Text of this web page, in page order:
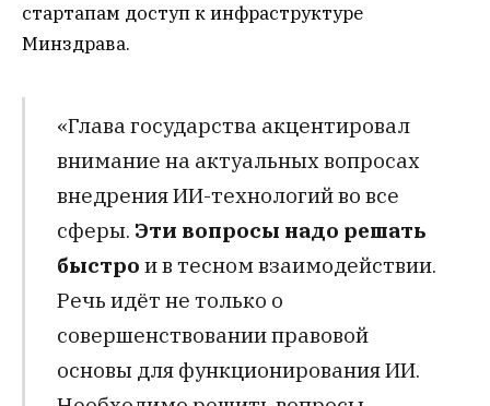
стартапам доступ к инфраструктуре
Минздрава.
«Глава государства акцентировал
внимание на актуальных вопросах
внедрения ИИ-технологий во все
сферы. Эти вопросы надо решать
быстро и в тесном взаимодействии.
Речь идёт не только о
совершенствовании правовой
основы для функционирования ИИ.